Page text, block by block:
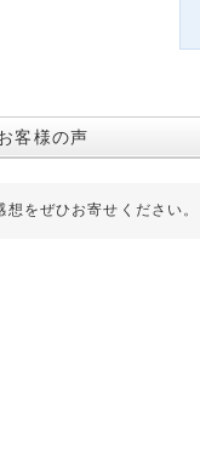
客様の声
想をぜひお寄せください。